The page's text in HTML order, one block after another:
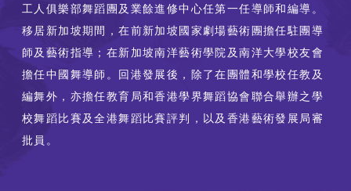
工人俱樂部舞蹈團及業餘進修中心任第一任導師和編導。
移居新加坡期間，在前新加坡國家劇場藝術團擔任駐團導
師及藝術指導；在新加坡南洋藝術學院及南洋大學校友會
擔任中國舞導師。回港發展後，除了在團體和學校任教及
編舞外，亦擔任教育局和香港學界舞蹈協會聯合舉辦之學
校舞蹈比賽及全港舞蹈比賽評判，以及香港藝術發展局審
批員。